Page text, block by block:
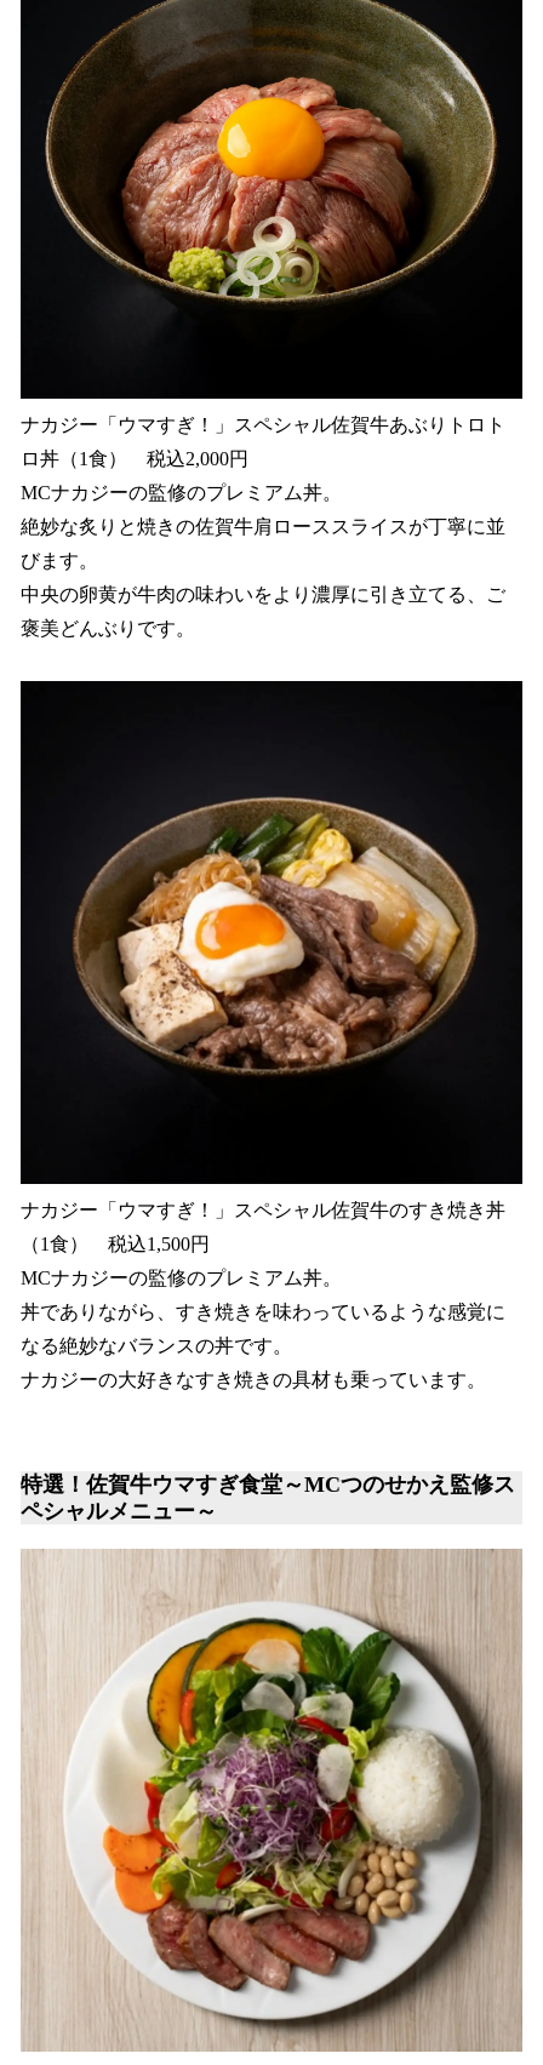
ナカジー「ウマすぎ！」スペシャル佐賀牛あぶりトロト
ロ丼（1食） 税込2,000円
MCナカジーの監修のプレミアム丼。
絶妙な炙りと焼きの佐賀牛肩ローススライスが丁寧に並
びます。
中央の卵黄が牛肉の味わいをより濃厚に引き立てる、ご
褒美どんぶりです。
ナカジー「ウマすぎ！」スペシャル佐賀牛のすき焼き丼
（1食） 税込1,500円
MCナカジーの監修のプレミアム丼。
丼でありながら、すき焼きを味わっているような感覚に
なる絶妙なバランスの丼です。
ナカジーの大好きなすき焼きの具材も乗っています。
特選！佐賀牛ウマすぎ食堂～MCつのせかえ監修ス
ペシャルメニュー～